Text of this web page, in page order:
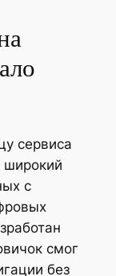
сервиса
широкий
с
смог
без